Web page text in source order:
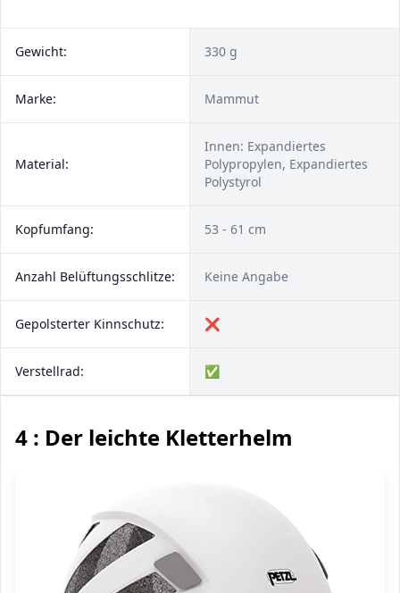
Gewicht: 330 g
Marke: Mammut
Material:
Innen: Expandiertes
Polypropylen, Expandiertes
Polystyrol
Kopfumfang: 53 - 61 cm
Anzahl Be­lüf­tungs­schlit­ze: Keine Angabe
Gepolsterter Kinnschutz: ❌
Verstellrad: ✅
4 : Der leichte Kletterhelm